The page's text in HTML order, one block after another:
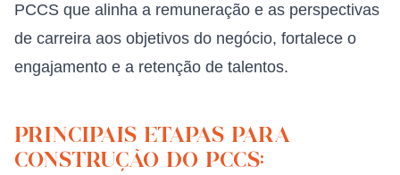
PCCS que alinha a remuneração e as perspectivas
de carreira aos objetivos do negócio, fortalece o
engajamento e a retenção de talentos.
Principais Etapas para
Construção do PCCS: